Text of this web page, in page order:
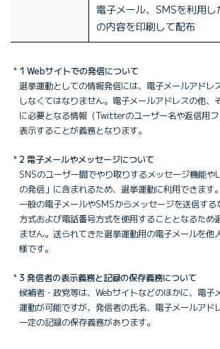
電子メール、SMSを利用
の内容を印刷して配布
1 Webサイトでの発信について
選挙運動としての情報発信には、電子メールアドレ
しなくてはなりません。電子メールアドレスの他、
に必要となる情報（Twitterのユーザー名や返信用
表示することが義務となります。
2 電子メールやメッセージについて
SNSのユーザー間でやり取りするメッセージ機能や
の発信」に含まれるため、選挙運動に利用できます。
一般の電子メールやSMSからメッセージを送信す
方式および電話番号方式を使用することとなるため
ません。送られてきた選挙運動用の電子メールを他
様です。
3 発信者の表示義務と記録の保存義務について
候補者・政党等は、Webサイトなどのほかに、電子
運動が可能ですが、発信者の氏名、電子メールアド
一定の記録の保存義務があります。